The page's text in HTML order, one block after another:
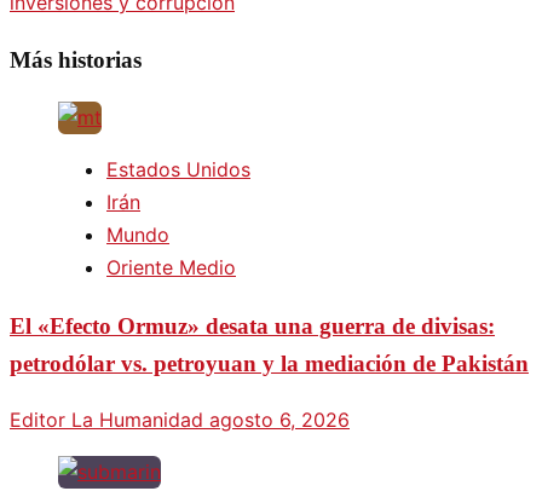
Más historias
Estados Unidos
Irán
Mundo
Oriente Medio
El «Efecto Ormuz» desata una guerra de divisas:
petrodólar vs. petroyuan y la mediación de Pakistán
Editor La Humanidad agosto 6, 2026